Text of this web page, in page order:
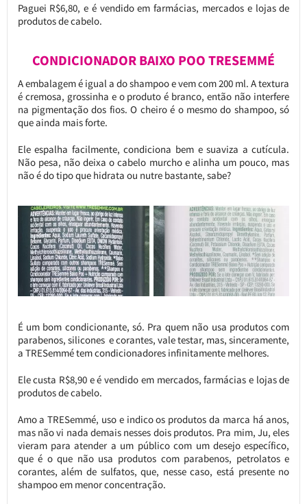
Paguei R$6,80, e é vendido em farmácias, mercados e lojas de
produtos de cabelo.
CONDICIONADOR BAIXO POO TRESEMMÉ
A embalagem é igual a do shampoo e vem com 200 ml. A textura
é cremosa, grossinha e o produto é branco, então não interfere
na pigmentação dos fios. O cheiro é o mesmo do shampoo, só
que ainda mais forte.
Ele espalha facilmente, condiciona bem e suaviza a cutícula.
Não pesa, não deixa o cabelo murcho e alinha um pouco, mas
não é do tipo que hidrata ou nutre bastante, sabe?
É um bom condicionante, só. Pra quem não usa produtos com
parabenos, silicones e corantes, vale testar, mas, sinceramente,
a TRESemmé tem condicionadores infinitamente melhores.
Ele custa R$8,90 e é vendido em mercados, farmácias e lojas de
produtos de cabelo.
Amo a TRESemmé, uso e indico os produtos da marca há anos,
mas não vi nada demais nesses dois produtos. Pra mim, Ju, eles
vieram para atender a um público com um desejo específico,
que é o que não usa produtos com parabenos, petrolatos e
corantes, além de sulfatos, que, nesse caso, está presente no
shampoo em menor concentração.